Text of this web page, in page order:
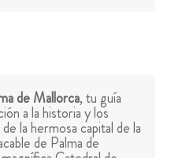
de Mallorca, tu guía
a la historia y los
la hermosa capital de la
de Palma de